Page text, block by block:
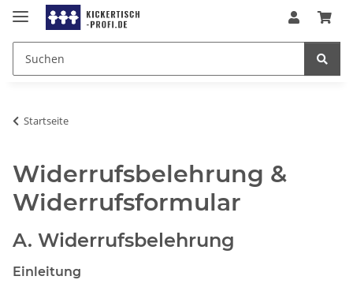
Startseite
Widerrufsbelehrung &
Widerrufsformular
A. Widerrufsbelehrung
Einleitung